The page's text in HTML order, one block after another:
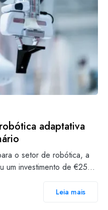
adaptativa
o setor de robótica, a
um investimento de €25…
Leia mais